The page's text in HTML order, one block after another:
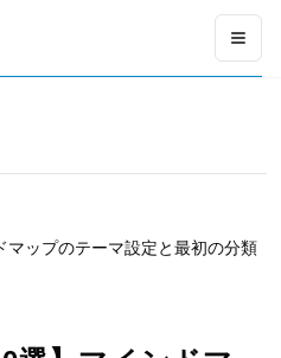
マップのテーマ設定と最初の分類